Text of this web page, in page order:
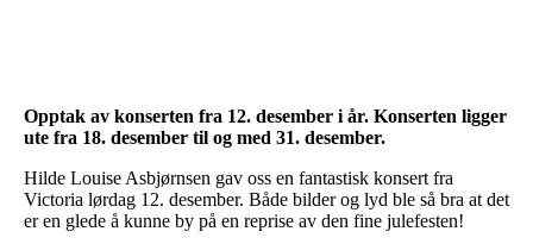
Opptak av konserten fra 12. desember i år. Konserten ligger
ute fra 18. desember til og med 31. desember.
Hilde Louise Asbjørnsen gav oss en fantastisk konsert fra
Victoria lørdag 12. desember. Både bilder og lyd ble så bra at det
er en glede å kunne by på en reprise av den fine julefesten!